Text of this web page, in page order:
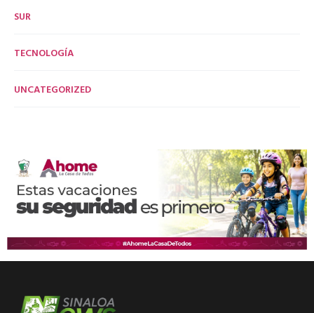
SUR
TECNOLOGÍA
UNCATEGORIZED